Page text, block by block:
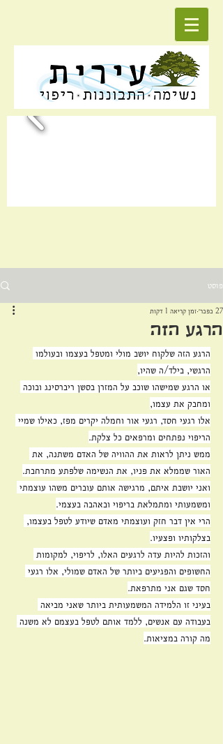
פוסט
הרגע הזה
27 בפבר׳ זמן קריאה 1 דקות
הרגע הזה שלקוח יושב מולי ומטפל בעצמו ובעולמו
הרגשי, בילד/ה שהיו,
או הרגע שמישהו שוכב על המזרן בסשן ריברסינג ובוכה
ומחבק את עצמו,
אלו רגעי חסד, רגעי אור וחמלה יקרים מפז, כאילו שמיי
הריפוי נפתחים ומרפאים כל צלקת.
ממש ניתן לראות את ההוויה של האדם משתנה, את
האור שממלא את פניו, את הנשימה שלפתע מתרחבת.
ואני יושבת איתם, מרגישה אותם עוברים משהו עוצמתי
ומשמעותי ומתמלאת בריפוי ובאהבה בעצמי.
הרי אין דבר חזק ועוצמתי מאדם שיודע לטפל בעצמו,
בצלקותיו ופצעיו.
והזכות להיות עדה לרגעים האלו, לריפוי, למקומות
החשופים והפגיעים ביותר של האדם שמולי, אלו רגעי
חסד שגם אני מתרפאת.
בעיני זו הלמידה המשמעותית ביותר שאני מביאה
בעבודה עם אנשים, ללמד אותם לטפל בעצמם לא משנה
מה קורה במציאות.